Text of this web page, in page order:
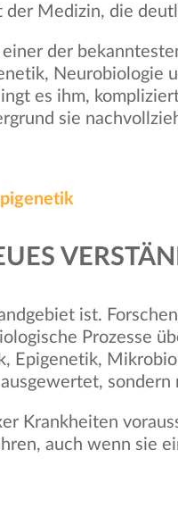
Medizin, die
der
Neurobiologie
es ihm,
sie
ist.
Prozesse
Epigenetik,
sondern
Krankheiten
auch wenn sie